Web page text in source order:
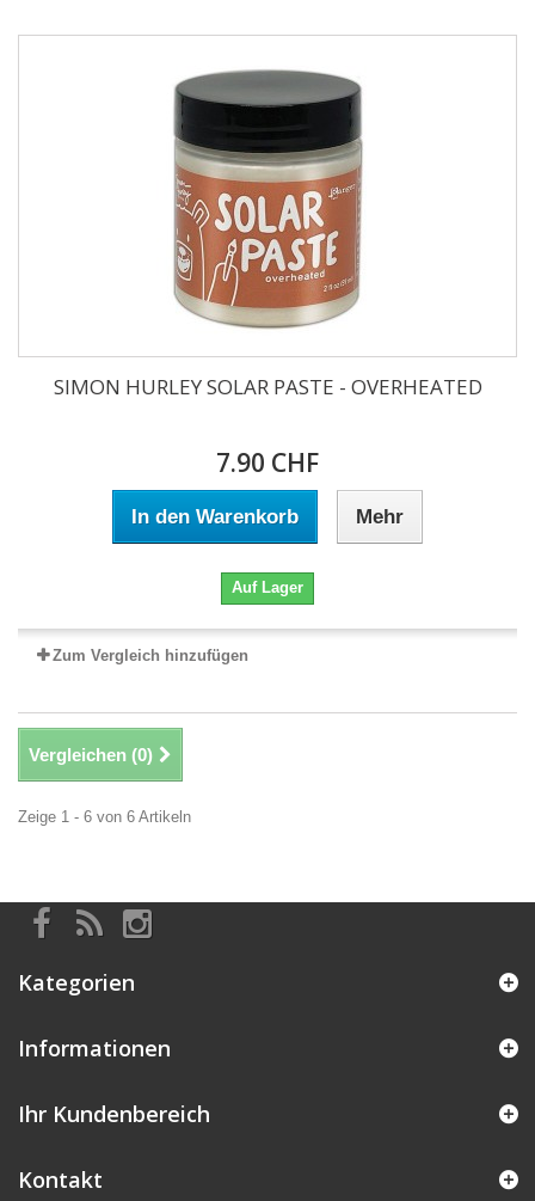
SIMON HURLEY SOLAR PASTE - OVERHEATED
7.90 CHF
In den Warenkorb Mehr
Auf Lager
Zum Vergleich hinzufügen
Vergleichen (0)
Zeige 1 - 6 von 6 Artikeln
Kategorien
Informationen
Ihr Kundenbereich
Kontakt